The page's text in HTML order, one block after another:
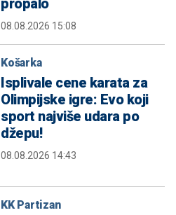
08.08.2026 15:08
Košarka
Isplivale cene karata za
Olimpijske igre: Evo koji
sport najviše udara po
džepu!
08.08.2026 14:43
KK Partizan